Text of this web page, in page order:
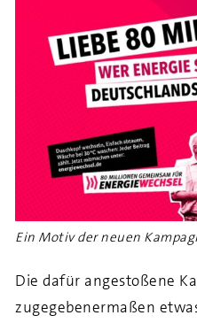
Ein Motiv der neuen
Die dafür angestoßene
zugegebenermaßen